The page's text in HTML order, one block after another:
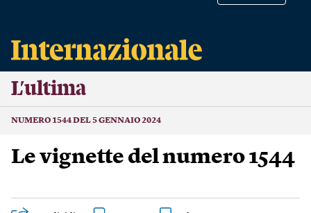
L’ultima
NUMERO 1544 DEL 5 GENNAIO 2024
Le vignette del numero 1544